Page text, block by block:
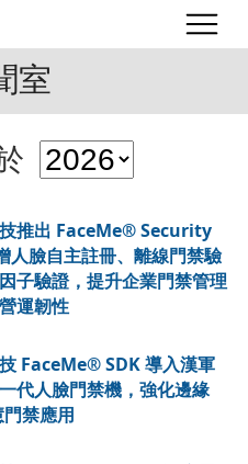
室
推出 FaceMe® Security
人臉自主註冊、離線門禁驗
子驗證，提升企業門禁管理
運韌性
FaceMe® SDK 導入漢軍
代人臉門禁機，強化邊緣
禁應用